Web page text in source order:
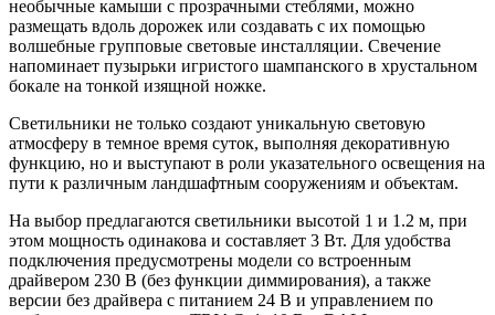
необычные камыши с прозрачными стеблями, можно
размещать вдоль дорожек или создавать с их помощью
волшебные групповые световые инсталляции. Свечение
напоминает пузырьки игристого шампанского в хрустальном
бокале на тонкой изящной ножке.
Светильники не только создают уникальную световую
атмосферу в темное время суток, выполняя декоративную
функцию, но и выступают в роли указательного освещения на
пути к различным ландшафтным сооружениям и объектам.
На выбор предлагаются светильники высотой 1 и 1.2 м, при
этом мощность одинакова и составляет 3 Вт. Для удобства
подключения предусмотрены модели со встроенным
драйвером 230 В (без функции диммирования), а также
версии без драйвера с питанием 24 В и управлением по